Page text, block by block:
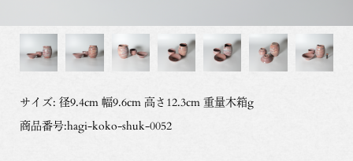
サイズ: 径9.4cm 幅9.6cm 高さ12.3cm 重量木箱g
商品番号:hagi-koko-shuk-0052